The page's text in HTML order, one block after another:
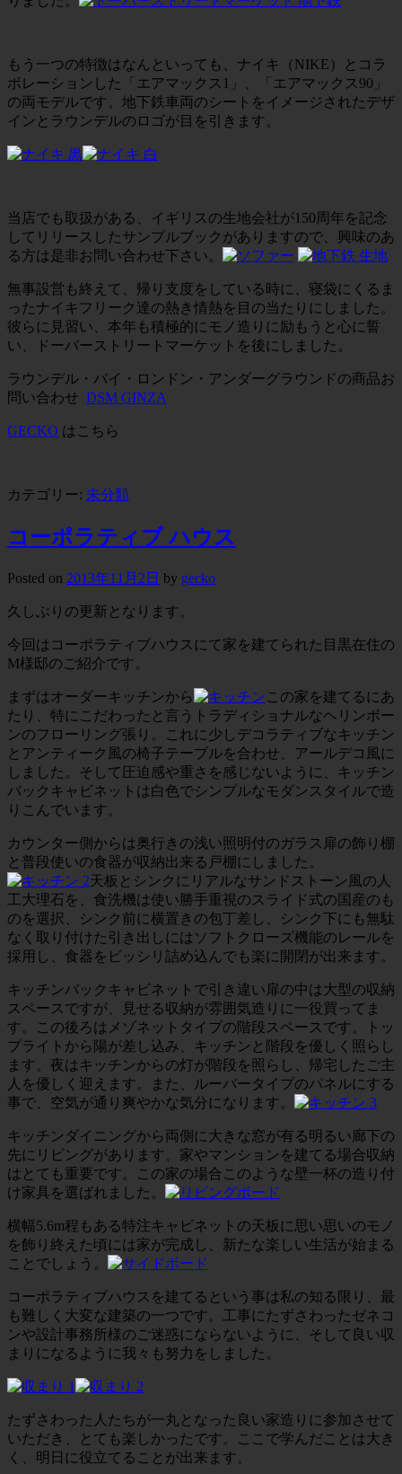
もう一つの特徴はなんといっても、ナイキ（NIKE）とコラ
ボレーションした「エアマックス1」、「エアマックス90」
の両モデルです。地下鉄車両のシートをイメージされたデザ
インとラウンデルのロゴが目を引きます。
当店でも取扱がある、イギリスの生地会社が150周年を記念
してリリースしたサンプルブックがありますので、興味のあ
る方は是非お問い合わせ下さい。
無事設営も終えて、帰り支度をしている時に、寝袋にくるま
ったナイキフリーク達の熱き情熱を目の当たりにしました。
彼らに見習い、本年も積極的にモノ造りに励もうと心に誓
い、ドーバーストリートマーケットを後にしました。
ラウンデル・バイ・ロンドン・アンダーグラウンドの商品お
問い合わせ DSM GINZA
GECKO はこちら
カテゴリー: 未分類
コーポラティブ ハウス
Posted on 2013年11月2日 by gecko
久しぶりの更新となります。
今回はコーポラティブハウスにて家を建てられた目黒在住の
M様邸のご紹介です。
まずはオーダーキッチンから
この家を建てるにあ
たり、特にこだわったと言うトラディショナルなヘリンボー
ンのフローリング張り。これに少しデコラティブなキッチン
とアンティーク風の椅子テーブルを合わせ、アールデコ風に
しました。そして圧迫感や重さを感じないように、キッチン
バックキャビネットは白色でシンプルなモダンスタイルで造
りこんでいます。
カウンター側からは奥行きの浅い照明付のガラス扉の飾り棚
と普段使いの食器が収納出来る戸棚にしました。
天板とシンクにリアルなサンドストーン風の人
工大理石を、食洗機は使い勝手重視のスライド式の国産のも
のを選択、シンク前に横置きの包丁差し、シンク下にも無駄
なく取り付けた引き出しにはソフトクローズ機能のレールを
採用し、食器をビッシリ詰め込んでも楽に開閉が出来ます。
キッチンバックキャビネットで引き違い扉の中は大型の収納
スペースですが、見せる収納が雰囲気造りに一役買ってま
す。この後ろはメゾネットタイプの階段スペースです。トッ
プライトから陽が差し込み、キッチンと階段を優しく照らし
ます。夜はキッチンからの灯が階段を照らし、帰宅したご主
人を優しく迎えます。また、ルーバータイプのパネルにする
事で、空気が通り爽やかな気分になります。
キッチンダイニングから両側に大きな窓が有る明るい廊下の
先にリビングがあります。家やマンションを建てる場合収納
はとても重要です。この家の場合このような壁一杯の造り付
け家具を選ばれました。
横幅5.6m程もある特注キャビネットの天板に思い思いのモノ
を飾り終えた頃には家が完成し、新たな楽しい生活が始まる
ことでしょう。
コーポラティブハウスを建てるという事は私の知る限り、最
も難しく大変な建築の一つです。工事にたずさわったゼネコ
ンや設計事務所様のご迷惑にならないように、そして良い収
まりになるように我々も努力をしました。
たずさわった人たちが一丸となった良い家造りに参加させて
いただき、とても楽しかったです。ここで学んだことは大き
く、明日に役立てることが出来ます。